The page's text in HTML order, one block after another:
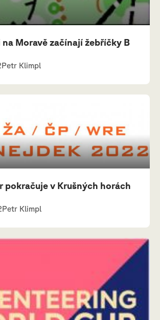
na Moravě začínají žebříčky B
Petr Klimpl
pokračuje v Krušných horách
Petr Klimpl